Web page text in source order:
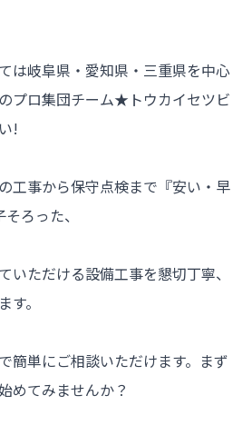
いて
ばれる理由
は岐阜県・愛知県・三重県を中心
プロ集団チーム★トウカイセツビ
!
工事から保守点検まで『安い・早
ろった、
いただける設備工事を懇切丁寧、
。
簡単にご相談いただけます。まず
めてみませんか？